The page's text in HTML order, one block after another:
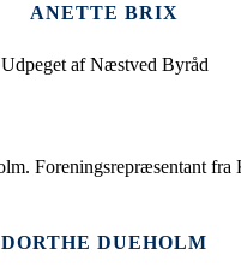
ANETTE BRIX
Udpeget af Næstved Byråd
DORTHE DUEHOLM